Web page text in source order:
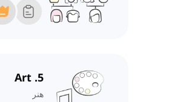
5. Art
هنر